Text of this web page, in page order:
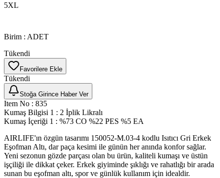
5XL
Birim : ADET
Tükendi
Favorilere Ekle
Tükendi
Stoğa Girince Haber Ver
Item No : 835
Kumaş Bilgisi 1 : 2 İplik Likralı
Kumaş İçeriği 1 : %73 CO %22 PES %5 EA
AIRLIFE'ın özgün tasarımı 150052-M.03-4 kodlu Isıtıcı Gri Erkek
Eşofman Altı, dar paça kesimi ile günün her anında konfor sağlar.
Yeni sezonun gözde parçası olan bu ürün, kaliteli kumaşı ve üstün
işçiliği ile dikkat çeker. Erkek giyiminde şıklığı ve rahatlığı bir arada
sunan bu eşofman altı, spor ve günlük kullanım için idealdir.